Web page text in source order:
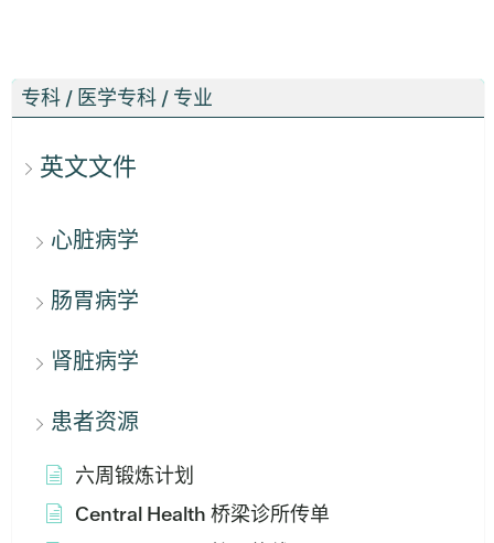
专科 / 医学专科 / 专业
英文文件
心脏病学
肠胃病学
肾脏病学
患者资源
六周锻炼计划
Central Health 桥梁诊所传单